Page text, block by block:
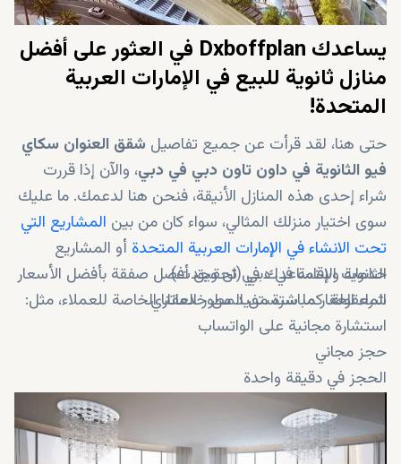
يساعدك Dxboffplan في العثور على أفضل
منازل ثانوية للبيع في الإمارات العربية
المتحدة!
حتى هنا، لقد قرأت عن جميع تفاصيل شقق العنوان سكاي
فيو الثانوية في داون تاون دبي في دبي، والآن إذا قررت
شراء إحدى هذه المنازل الأنيقة، فنحن هنا لدعمك. ما عليك
سوى اختيار منزلك المثالي، سواء كان من بين المشاريع التي
تحت الانشاء في الإمارات العربية المتحدة أو المشاريع
الثانوية وسنساعدك في تحقيق أفضل صفقة بأفضل الأسعار
المعقولة. كما ستستفيد من خدماتنا الخاصة للعملاء، مثل:
خدمات الإقامة في دبي (ان وجدت)
شراء العقار مباشرة من المطور العقاري
استشارة مجانية على الواتساب
حجز مجاني
الحجز في دقيقة واحدة